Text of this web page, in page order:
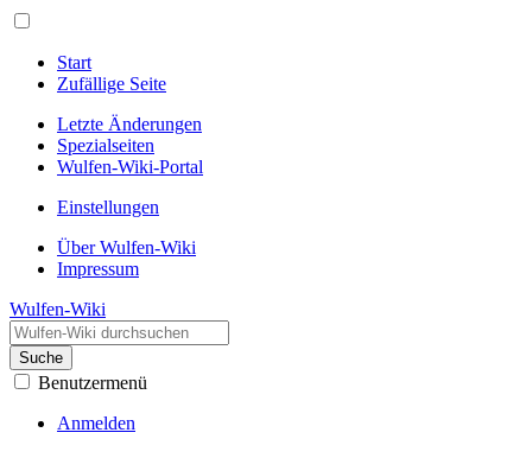
Start
Zufällige Seite
Letzte Änderungen
Spezialseiten
Wulfen-Wiki-Portal
Einstellungen
Über Wulfen-Wiki
Impressum
Wulfen-Wiki
Suche
Benutzermenü
Anmelden